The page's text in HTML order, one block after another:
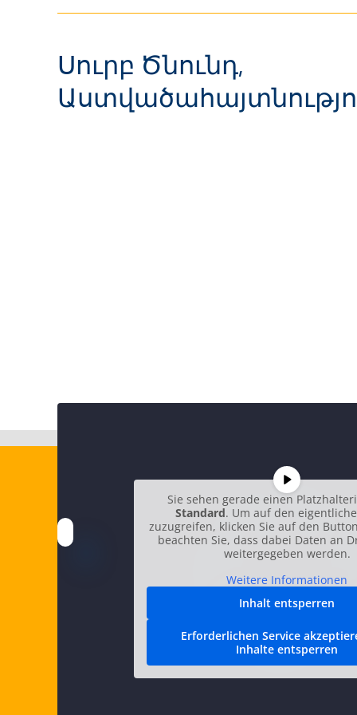
Սուրբ Ծնունդ,
Sie sehen gerade einen
Standard. Um auf den
zuzugreifen, klicken Sie auf den
beachten Sie, dass dabei Daten an
weitergegeben werden.
Weitere Informationen
Inhalt entsperren
Erforderlichen Service
Inhalte entsperren